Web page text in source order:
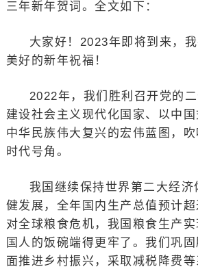
三年新年贺词。全文如下：
大家好！2023年即将到来，
美好的新年祝福！
2022年，我们胜利召开党的
建设社会主义现代化国家、以中
中华民族伟大复兴的宏伟蓝图，
时代号角。
我国继续保持世界第二大经
健发展，全年国内生产总值预计
对全球粮食危机，我国粮食生产实
国人的饭碗端得更牢了。我们巩
面推进乡村振兴，采取减税降费